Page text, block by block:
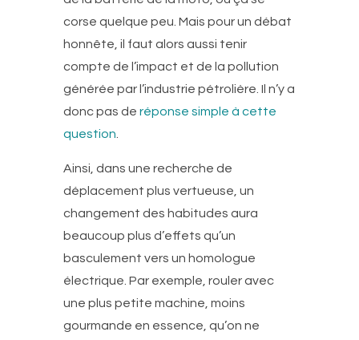
corse quelque peu. Mais pour un débat
honnête, il faut alors aussi tenir
compte de l’impact et de la pollution
générée par l’industrie pétrolière. Il n’y a
donc pas de réponse simple à cette
question
Ainsi, dans une recherche de
déplacement plus vertueuse, un
changement des habitudes aura
beaucoup plus d’effets qu’un
basculement vers un homologue
électrique. Par exemple, rouler avec
une plus petite machine, moins
gourmande en essence, qu’on ne